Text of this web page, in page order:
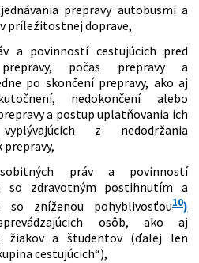
prepravy autobusmi a
príležitostnej doprave,
a povinností cestujúcich pred
počas prepravy a
po skončení prepravy, ako aj
nedokončení alebo
a postup uplatňovania ich
z nedodržania
prepravy,
práv a povinností
so zdravotným postihnutím a
so zníženou pohyblivosťou10)
osôb, ako aj
žiakov a študentov (ďalej len
cestujúcich“),